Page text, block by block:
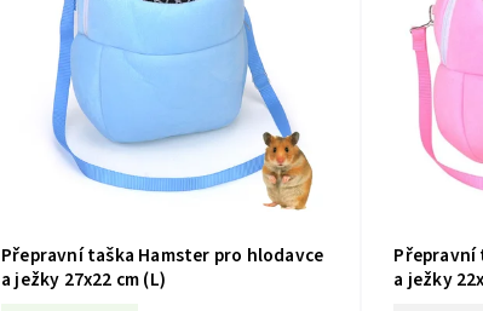
Přepravní taška Hamster pro hlodavce
a ježky 27x22 cm (L)
Přepravní
a ježky